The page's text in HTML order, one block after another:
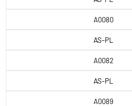
A0080
AS-PL
A0082
AS-PL
A0089